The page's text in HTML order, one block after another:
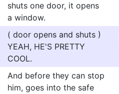
shuts one door, it opens
a window.
( door opens and shuts )
YEAH, HE'S PRETTY
COOL.
And before they can stop
him, goes into the safe